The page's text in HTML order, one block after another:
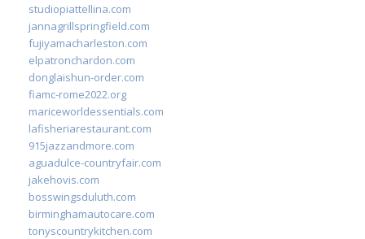
studiopiattellina.com
jannagrillspringfield.com
fujiyamacharleston.com
elpatronchardon.com
donglaishun-order.com
fiamc-rome2022.org
mariceworldessentials.com
lafisheriarestaurant.com
915jazzandmore.com
aguadulce-countryfair.com
jakehovis.com
bosswingsduluth.com
birminghamautocare.com
tonyscountrykitchen.com